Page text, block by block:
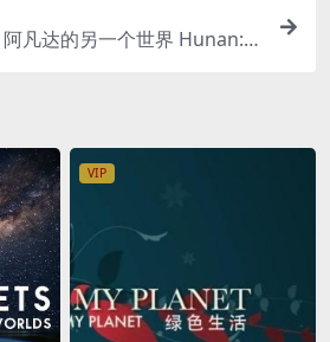
凡达的另一个世界 Hunan: T
MKV/3.33G 张家界与阿凡达
VIP